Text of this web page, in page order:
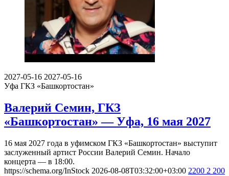
2027-05-16 2027-05-16
Уфа ГКЗ «Башкортостан»
Валерий Семин, ГКЗ
«Башкортостан» — Уфа, 16 мая 2027
16 мая 2027 года в уфимском ГКЗ «Башкортостан» выступит
заслуженный артист России Валерий Семин. Начало
концерта — в 18:00.
https://schema.org/InStock 2026-08-08T03:32:00+03:00 2200 2 200